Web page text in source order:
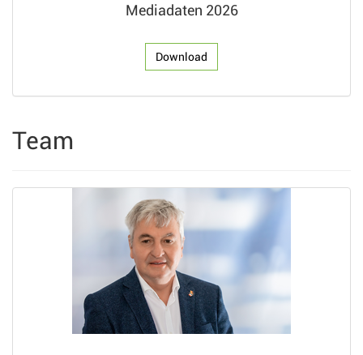
Mediadaten 2026
Download
Team